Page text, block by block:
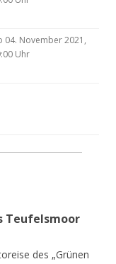
04. November 2021,
Uhr
Teufelsmoor
des „Grünen